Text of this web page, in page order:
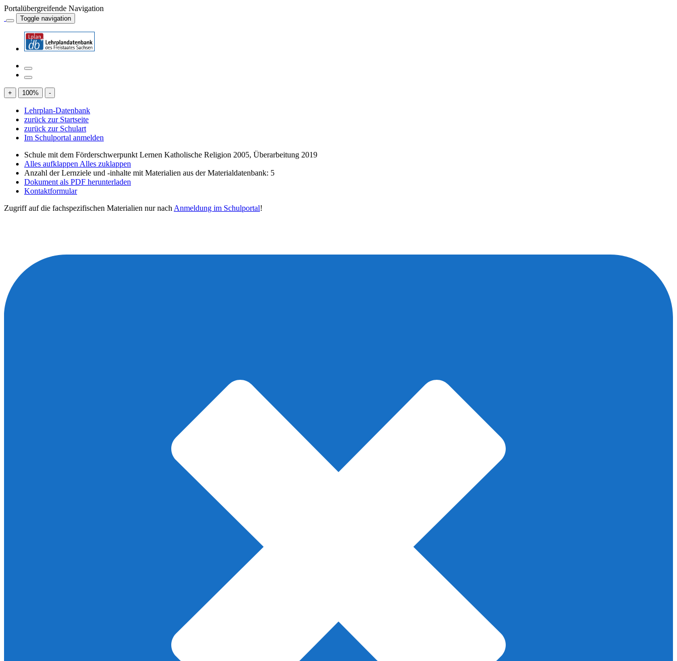
Portalübergreifende Navigation
Toggle navigation
+ 100% -
Lehrplan-Datenbank
zurück zur Startseite
zurück zur Schulart
Im Schulportal anmelden
Schule mit dem Förderschwerpunkt Lernen Katholische Religion 2005, Überarbeitung 2019
Alles aufklappen Alles zuklappen
Anzahl der Lernziele und -inhalte mit Materialien aus der Materialdatenbank: 5
Dokument als PDF herunterladen
Kontaktformular
Zugriff auf die fachspezifischen Materialien nur nach Anmeldung im Schulportal!